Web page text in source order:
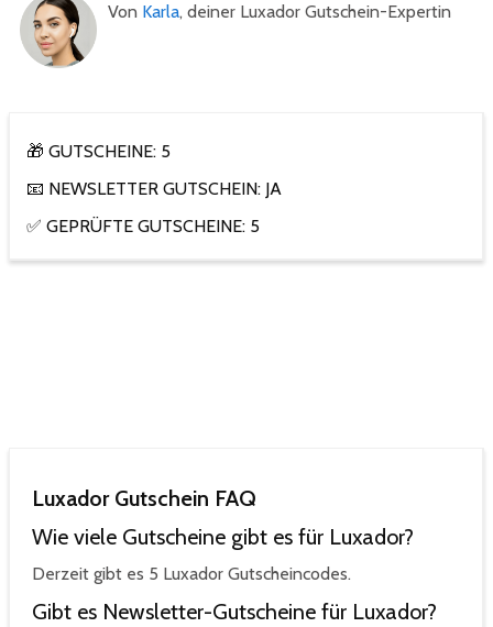
Von Karla, deiner Luxador Gutschein-Expertin
🎁 GUTSCHEINE: 5
📧 NEWSLETTER GUTSCHEIN: JA
✅ GEPRÜFTE GUTSCHEINE: 5
Luxador Gutschein FAQ
Wie viele Gutscheine gibt es für Luxador?
Derzeit gibt es 5 Luxador Gutscheincodes.
Gibt es Newsletter-Gutscheine für Luxador?